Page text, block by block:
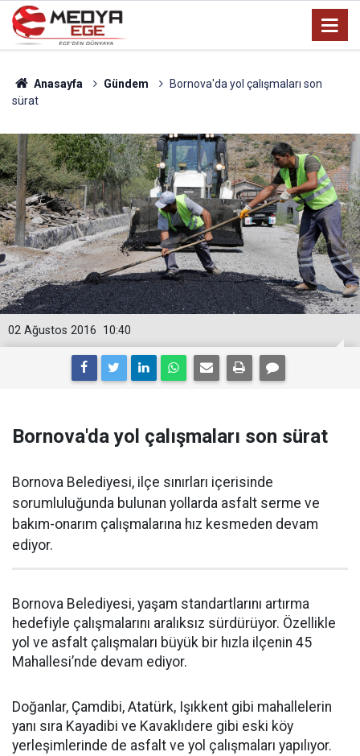
Anasayfa Gündem
Bornova'da yol çalışmaları son
sürat
10:40
02 Ağustos 2016
Bornova'da yol çalışmaları son sürat
Bornova Belediyesi, ilçe sınırları içerisinde
sorumluluğunda bulunan yollarda asfalt serme ve
bakım-onarım çalışmalarına hız kesmeden devam
ediyor.
Bornova Belediyesi, yaşam standartlarını artırma
hedefiyle çalışmalarını aralıksız sürdürüyor. Özellikle
yol ve asfalt çalışmaları büyük bir hızla ilçenin 45
Mahallesi’nde devam ediyor.
Doğanlar, Çamdibi, Atatürk, Işıkkent gibi mahallelerin
yanı sıra Kayadibi ve Kavaklıdere gibi eski köy
yerleşimlerinde de asfalt ve yol çalışmaları yapılıyor.